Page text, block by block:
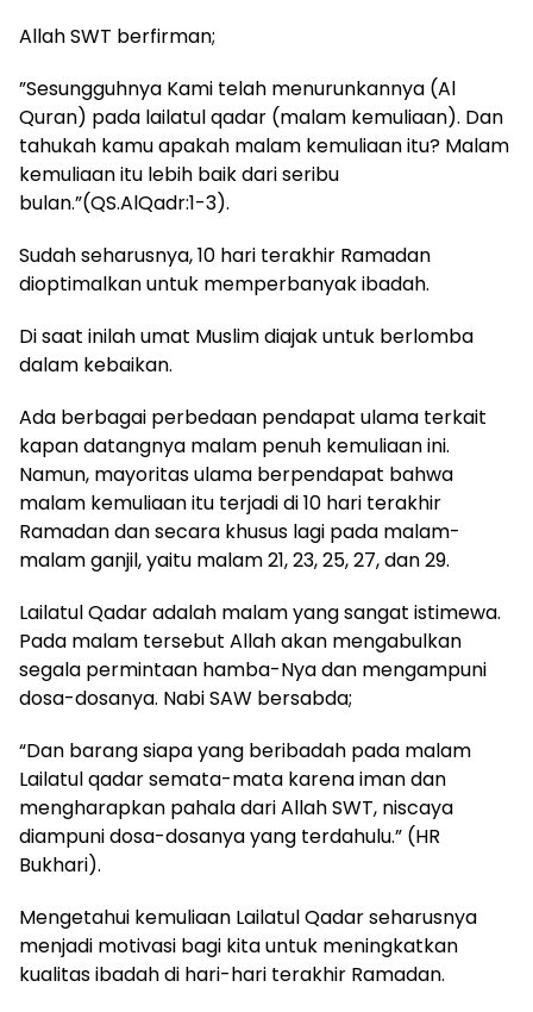
Allah SWT berfirman;
”Sesungguhnya Kami telah menurunkannya (Al
Quran) pada lailatul qadar (malam kemuliaan). Dan
tahukah kamu apakah malam kemuliaan itu? Malam
kemuliaan itu lebih baik dari seribu
bulan.”(QS.AlQadr:1-3).
Sudah seharusnya, 10 hari terakhir Ramadan
dioptimalkan untuk memperbanyak ibadah.
Di saat inilah umat Muslim diajak untuk berlomba
dalam kebaikan.
Ada berbagai perbedaan pendapat ulama terkait
kapan datangnya malam penuh kemuliaan ini.
Namun, mayoritas ulama berpendapat bahwa
malam kemuliaan itu terjadi di 10 hari terakhir
Ramadan dan secara khusus lagi pada malam-
malam ganjil, yaitu malam 21, 23, 25, 27, dan 29.
Lailatul Qadar adalah malam yang sangat istimewa.
Pada malam tersebut Allah akan mengabulkan
segala permintaan hamba-Nya dan mengampuni
dosa-dosanya. Nabi SAW bersabda;
“Dan barang siapa yang beribadah pada malam
Lailatul qadar semata-mata karena iman dan
mengharapkan pahala dari Allah SWT, niscaya
diampuni dosa-dosanya yang terdahulu.” (HR
Bukhari).
Mengetahui kemuliaan Lailatul Qadar seharusnya
menjadi motivasi bagi kita untuk meningkatkan
kualitas ibadah di hari-hari terakhir Ramadan.